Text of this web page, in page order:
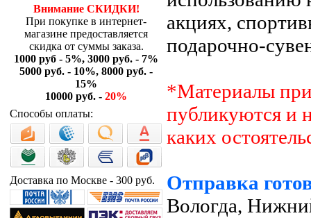
Внимание СКИДКИ!
При покупке в интернет-
магазине предоставляется
скидка от суммы заказа.
1000 руб - 5%, 3000 руб. - 7%
5000 руб. - 10%, 8000 руб. -
15%
10000 руб. - 20%
Способы оплаты:
Доставка по Москве - 300 руб.
акциях,
подарочно-
*Материалы
публикуются и
каких
Отправка
Вологда,